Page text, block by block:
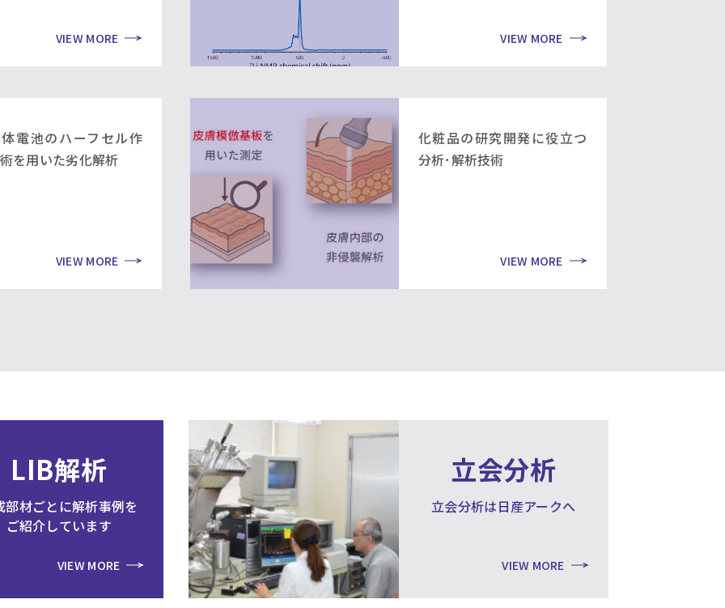
VIEW MORE VIEW MORE
電池のハーフセル作
を用いた劣化解析
VIEW MORE
化粧品の研究開発に役立つ
分析･解析技術
VIEW MORE
LIB解析
部材ごとに解析事例を
ご紹介しています
VIEW MORE
立会分析
立会分析は日産アークへ
VIEW MORE